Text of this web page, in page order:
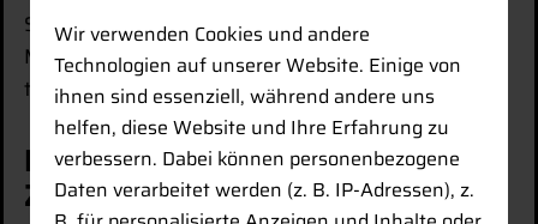
So können drei 3D-Steuereinheiten auf vier
Maschinen genutzt werden – ein wirtschaftlich und
technisch flexibler Ansatz.
Langjährige erfolgreiche
Zusammenarbeit
Wir verwenden Cookies und andere
Technologien auf unserer Website. Einige von
ihnen sind essenziell, während andere uns
helfen, diese Website und Ihre Erfahrung zu
verbessern. Dabei können personenbezogene
Daten verarbeitet werden (z. B. IP-Adressen), z.